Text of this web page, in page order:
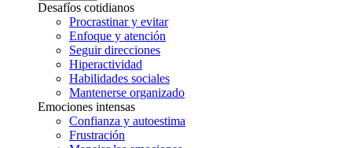
Desafíos cotidianos
Procrastinar y evitar
Enfoque y atención
Seguir direcciones
Hiperactividad
Habilidades sociales
Mantenerse organizado
Emociones intensas
Confianza y autoestima
Frustración